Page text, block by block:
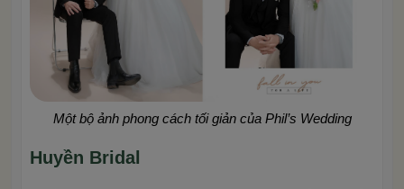
Một bộ ảnh phong cách tối giản của Phil’s Wedding
Huyền Bridal